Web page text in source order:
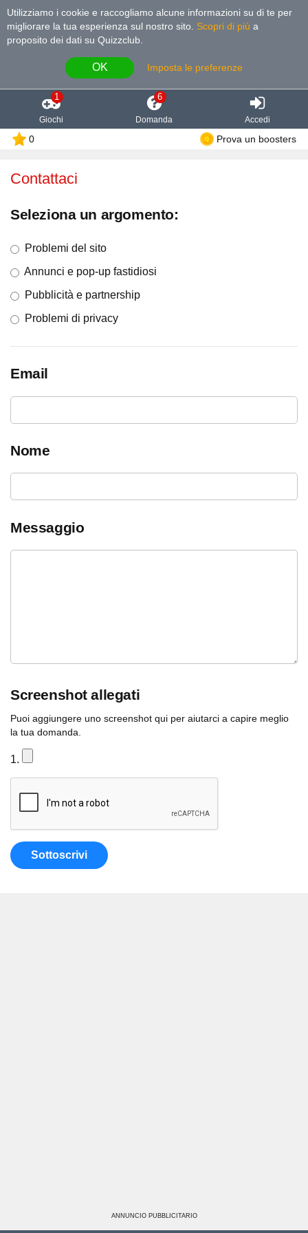
Utilizziamo i cookie e raccogliamo alcune informazioni su di te per
migliorare la tua esperienza sul nostro sito Scopri di più a
proposito dei dati su Quizzclub.
OK Imposta le preferenze
1
Giochi
6
Domanda Accedi
0 Prova un boosters
Contattaci
Seleziona un argomento:
Problemi del sito
Annunci e pop-up fastidiosi
Pubblicità e partnership
Problemi di privacy
Email
Nome
Messaggio
Screenshot allegati
Puoi aggiungere uno screenshot qui per aiutarci a capire meglio
la tua domanda.
Sottoscrivi
ANNUNCIO PUBBLICITARIO